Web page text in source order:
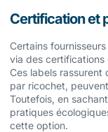
Certification et
Certains
via des certifications
Ces labels
par ricochet,
Toutefois, en
pratiques
cette option.